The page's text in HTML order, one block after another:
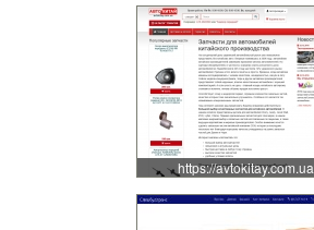
https://avtokitay.com.ua